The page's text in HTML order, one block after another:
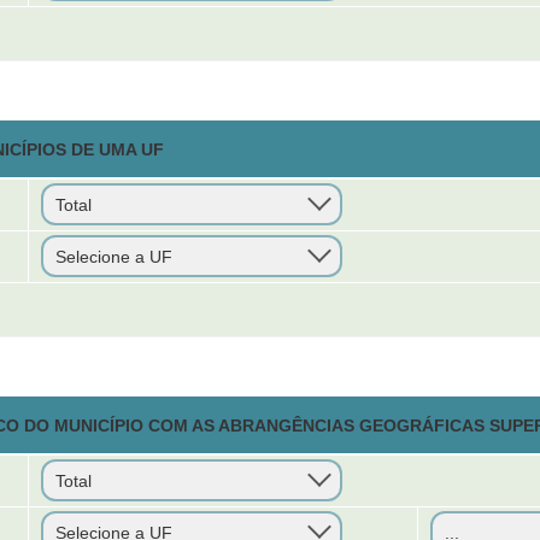
DE UMA UF
DO MUNICÍPIO COM AS ABRANGÊNCIAS GEOGRÁFICAS